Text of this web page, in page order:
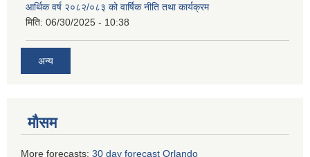
आर्थिक वर्ष २०८२/०८३ को वार्षिक नीति तथा कार्यक्रम
मिति: 06/30/2025 - 10:38
अन्य
मौसम
More forecasts: 30 day forecast Orlando